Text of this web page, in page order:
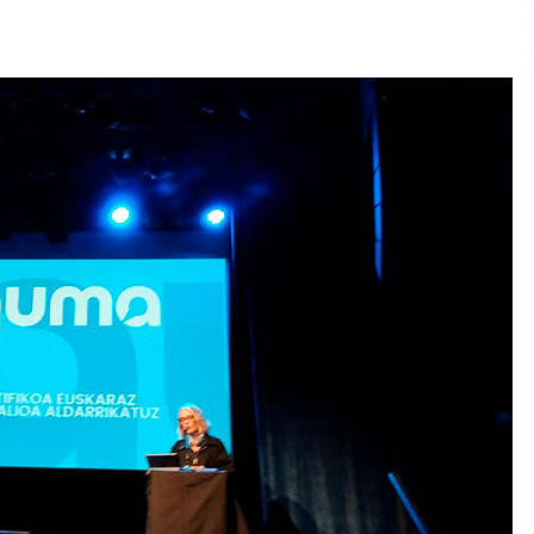
Larunbatean Plentziako Itsas
Martxa ospatuko da
SOINUGELA: Paul McCartney eta
Ringo Starr-en lan berriak
2026/07/03